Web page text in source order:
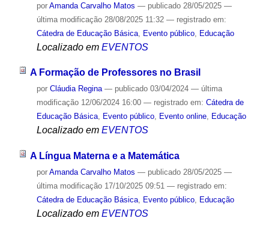
por Amanda Carvalho Matos — publicado28/05/2025 —
última modificação28/08/2025 11:32 — registrado em:
Cátedra de Educação Básica, Evento público, Educação
Localizado em EVENTOS
A Formação de Professores no Brasil
por Cláudia Regina — publicado03/04/2024 — última
modificação12/06/2024 16:00 — registrado em: Cátedra de
Educação Básica, Evento público, Evento online, Educação
Localizado em EVENTOS
A Língua Materna e a Matemática
por Amanda Carvalho Matos — publicado28/05/2025 —
última modificação17/10/2025 09:51 — registrado em:
Cátedra de Educação Básica, Evento público, Educação
Localizado em EVENTOS